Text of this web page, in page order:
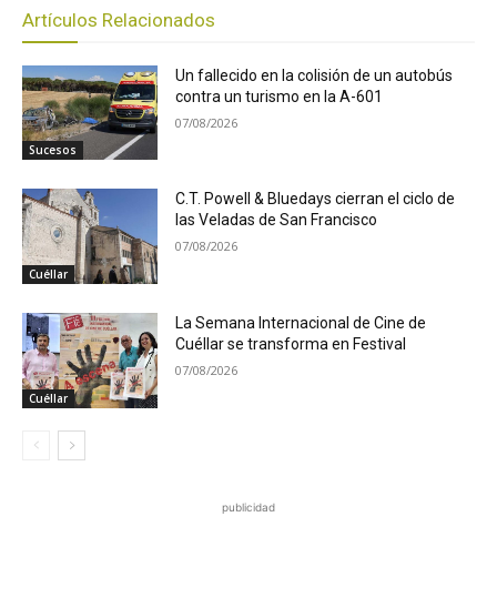
Artículos Relacionados
Sucesos
Un fallecido en la colisión de un autobús
contra un turismo en la A-601
07/08/2026
Cuéllar
C.T. Powell & Bluedays cierran el ciclo de
las Veladas de San Francisco
07/08/2026
Cuéllar
La Semana Internacional de Cine de
Cuéllar se transforma en Festival
07/08/2026
publicidad